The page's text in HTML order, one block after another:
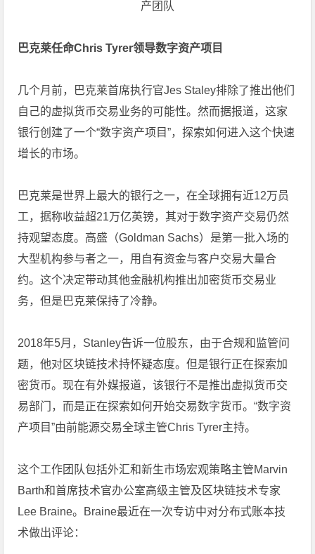
巴克莱任命Chris Tyrer领导数字资产项目
几个月前，巴克莱首席执行官Jes Staley排除了推出他们
自己的虚拟货币交易业务的可能性。然而据报道，这家
银行创建了一个“数字资产项目”，探索如何进入这个快速
增长的市场。
巴克莱是世界上最大的银行之一，在全球拥有近12万员
工，据称收益超21万亿英镑，其对于数字资产交易仍然
持观望态度。高盛（Goldman Sachs）是第一批入场的
大型机构参与者之一，用自有资金与客户交易大量合
约。这个决定带动其他金融机构推出加密货币交易业
务，但是巴克莱保持了冷静。
2018年5月，Stanley告诉一位股东，由于合规和监管问
题，他对区块链技术持怀疑态度。但是银行正在探索加
密货币。现在有外媒报道，该银行不是推出虚拟货币交
易部门，而是正在探索如何开始交易数字货币。“数字资
产项目”由前能源交易全球主管Chris Tyrer主持。
这个工作团队包括外汇和新生市场宏观策略主管Marvin
Barth和首席技术官办公室高级主管及区块链技术专家
Lee Braine。Braine最近在一次专访中对分布式账本技
术做出评论：